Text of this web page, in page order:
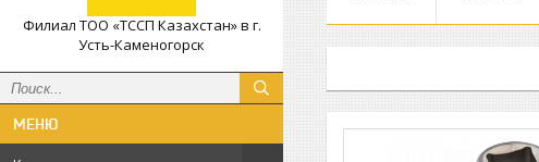
Филиал ТОО «ТССП Казахстан» в г.
Усть-Каменогорск